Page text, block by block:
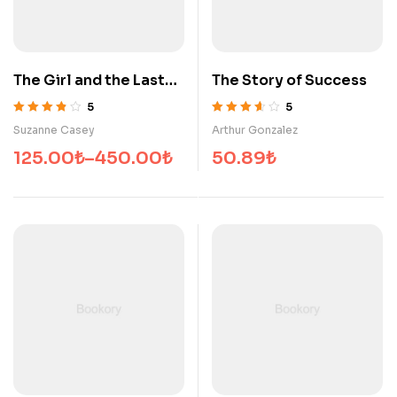
The Girl and the Last
Sleepover5
Suzanne Casey
125.00₺–450.00₺
The Story of Success
5
Arthur Gonzalez
50.89₺